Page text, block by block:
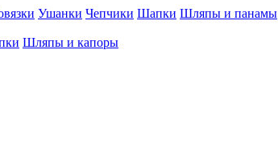
Ушанки Чепчики Шапки Шляпы и панамы
Шляпы и капоры